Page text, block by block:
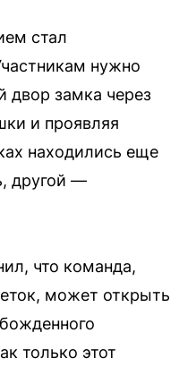
стал
нужно
двор замка через
и проявляя
находились еще
другой —
что команда,
может открыть
только этот